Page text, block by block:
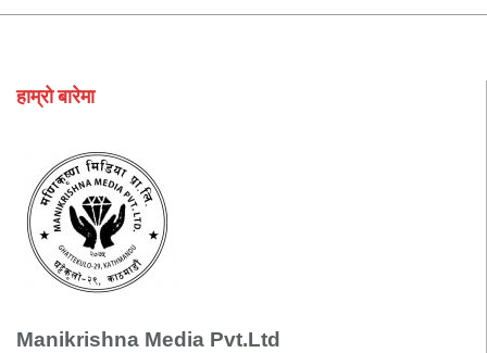
हाम्रो बारेमा
Manikrishna Media Pvt.Ltd